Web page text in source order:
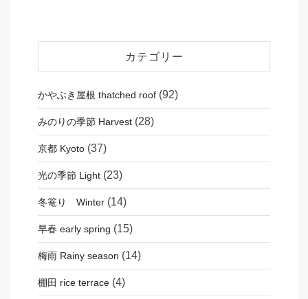
カテゴリー
かやぶき屋根 thatched roof (92)
みのりの季節 Harvest (28)
京都 Kyoto (37)
光の季節 Light (23)
冬篭り Winter (14)
早春 early spring (15)
梅雨 Rainy season (14)
棚田 rice terrace (4)